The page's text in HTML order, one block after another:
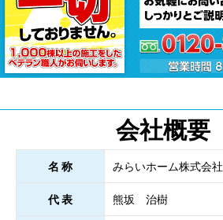
会社概要
名 称 みらいホーム株式会社
代 表 熊坂 治樹